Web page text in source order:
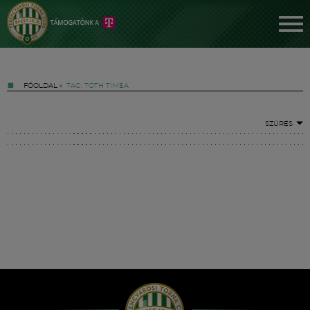
FŐOLDAL » TAG: TÓTH TÍMEA
SZŰRÉS
Hírek